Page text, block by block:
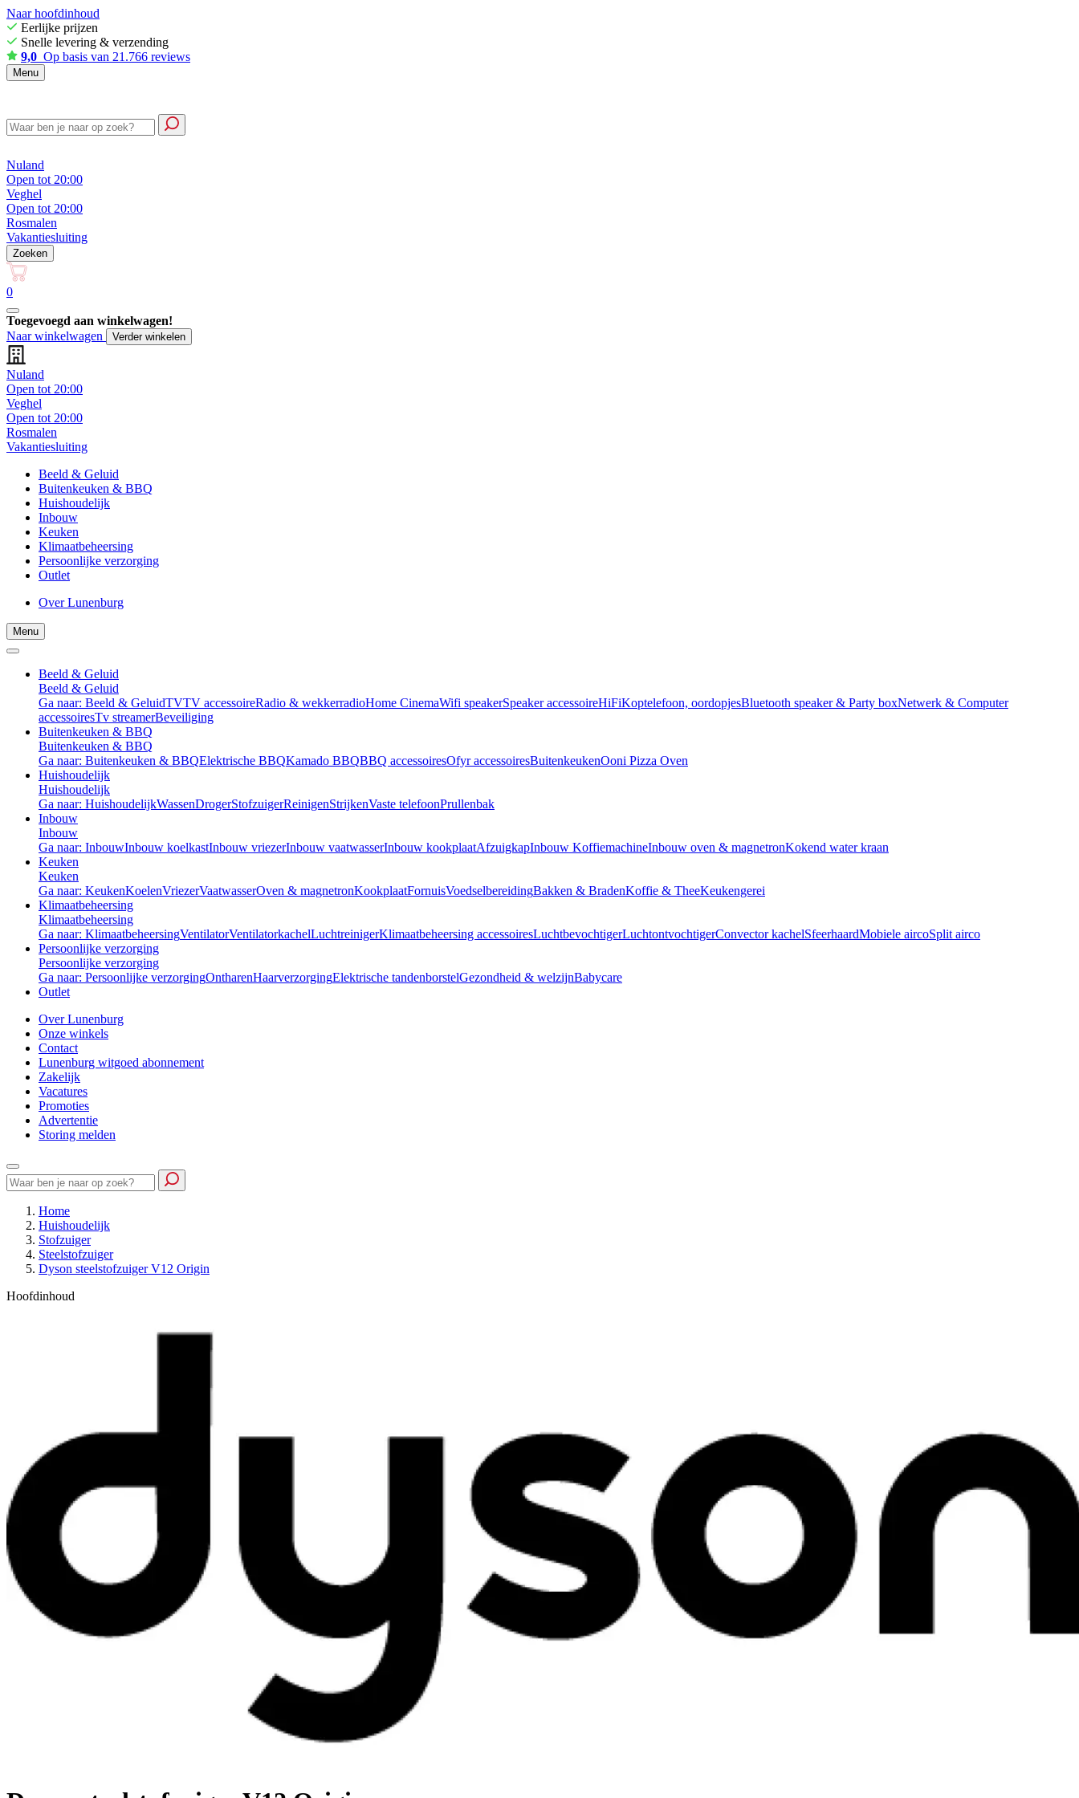
Naar hoofdinhoud
Eerlijke prijzen
Snelle levering & verzending
9,0 Op basis van 21.766 reviews
Menu
Nuland
Open tot 20:00
Veghel
Open tot 20:00
Rosmalen
Vakantiesluiting
Zoeken
0
Toegevoegd aan winkelwagen!
Naar winkelwagen
Verder winkelen
Nuland
Open tot 20:00
Veghel
Open tot 20:00
Rosmalen
Vakantiesluiting
Beeld & Geluid
Buitenkeuken & BBQ
Huishoudelijk
Inbouw
Keuken
Klimaatbeheersing
Persoonlijke verzorging
Outlet
Over Lunenburg
Menu
Beeld & Geluid
Beeld & Geluid
Ga naar: Beeld & GeluidTVTV accessoireRadio & wekkerradioHome CinemaWifi speakerSpeaker accessoireHiFiKoptelefoon, oordopjesBluetooth speaker & Party boxNetwerk & Computer
accessoiresTv streamerBeveiliging
Buitenkeuken & BBQ
Buitenkeuken & BBQ
Ga naar: Buitenkeuken & BBQElektrische BBQKamado BBQBBQ accessoiresOfyr accessoiresBuitenkeukenOoni Pizza Oven
Huishoudelijk
Huishoudelijk
Ga naar: HuishoudelijkWassenDrogerStofzuigerReinigenStrijkenVaste telefoonPrullenbak
Inbouw
Inbouw
Ga naar: InbouwInbouw koelkastInbouw vriezerInbouw vaatwasserInbouw kookplaatAfzuigkapInbouw KoffiemachineInbouw oven & magnetronKokend water kraan
Keuken
Keuken
Ga naar: KeukenKoelenVriezerVaatwasserOven & magnetronKookplaatFornuisVoedselbereidingBakken & BradenKoffie & TheeKeukengerei
Klimaatbeheersing
Klimaatbeheersing
Ga naar: KlimaatbeheersingVentilatorVentilatorkachelLuchtreinigerKlimaatbeheersing accessoiresLuchtbevochtigerLuchtontvochtigerConvector kachelSfeerhaardMobiele aircoSplit airco
Persoonlijke verzorging
Persoonlijke verzorging
Ga naar: Persoonlijke verzorgingOntharenHaarverzorgingElektrische tandenborstelGezondheid & welzijnBabycare
Outlet
Over Lunenburg
Onze winkels
Contact
Lunenburg witgoed abonnement
Zakelijk
Vacatures
Promoties
Advertentie
Storing melden
Home
Huishoudelijk
Stofzuiger
Steelstofzuiger
Dyson steelstofzuiger V12 Origin
Hoofdinhoud